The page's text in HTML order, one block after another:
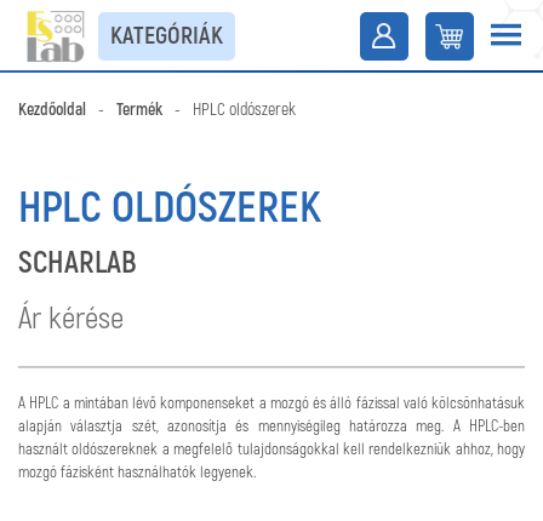
KATEGÓRIÁK
Kezdőoldal - Termék - HPLC oldószerek
HPLC OLDÓSZEREK
SCHARLAB
Ár kérése
A HPLC a mintában lévő komponenseket a mozgó és álló fázissal való kölcsönhatásuk
alapján választja szét, azonosítja és mennyiségileg határozza meg. A HPLC-ben
használt oldószereknek a megfelelő tulajdonságokkal kell rendelkezniük ahhoz, hogy
mozgó fázisként használhatók legyenek.